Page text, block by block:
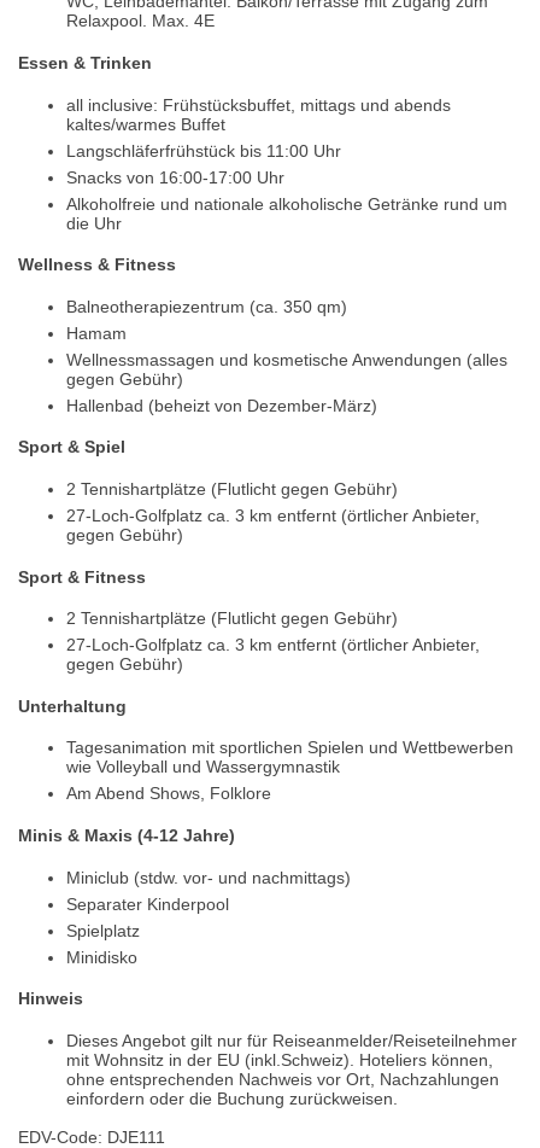
Relaxpool. Max. 4E
Essen & Trinken
all inclusive: Frühstücksbuffet, mittags und abends
kaltes/warmes Buffet
Langschläferfrühstück bis 11:00 Uhr
Snacks von 16:00-17:00 Uhr
Alkoholfreie und nationale alkoholische Getränke rund um
die Uhr
Wellness & Fitness
Balneotherapiezentrum (ca. 350 qm)
Hamam
Wellnessmassagen und kosmetische Anwendungen (alles
gegen Gebühr)
Hallenbad (beheizt von Dezember-März)
Sport & Spiel
2 Tennishartplätze (Flutlicht gegen Gebühr)
27-Loch-Golfplatz ca. 3 km entfernt (örtlicher Anbieter,
gegen Gebühr)
Sport & Fitness
2 Tennishartplätze (Flutlicht gegen Gebühr)
27-Loch-Golfplatz ca. 3 km entfernt (örtlicher Anbieter,
gegen Gebühr)
Unterhaltung
Tagesanimation mit sportlichen Spielen und Wettbewerben
wie Volleyball und Wassergymnastik
Am Abend Shows, Folklore
Minis & Maxis (4-12 Jahre)
Miniclub (stdw. vor- und nachmittags)
Separater Kinderpool
Spielplatz
Minidisko
Hinweis
Dieses Angebot gilt nur für Reiseanmelder/Reiseteilnehmer
mit Wohnsitz in der EU (inkl.Schweiz). Hoteliers können,
ohne entsprechenden Nachweis vor Ort, Nachzahlungen
einfordern oder die Buchung zurückweisen.
EDV-Code: DJE111